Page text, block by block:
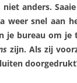
anders.
weer snel aan
je bureau om
zijn. Als zij